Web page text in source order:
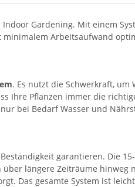
Gardening. Mit einem
Arbeitsaufwand
. Es nutzt die Schwerkraft,
Ihre Pflanzen immer die
bei Bedarf Wasser und
garantieren. Die
längere Zeiträume
Das gesamte System ist